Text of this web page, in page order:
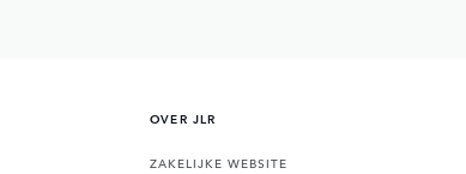
OVER JLR
ZAKELIJKE WEBSITE